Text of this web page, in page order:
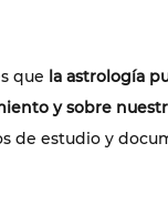
que la astrología
y sobre
de estudio y